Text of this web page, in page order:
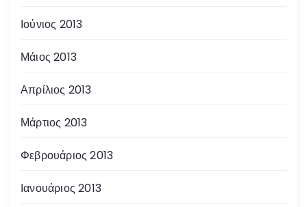
Ιούνιος 2013
Μάιος 2013
Απρίλιος 2013
Μάρτιος 2013
Φεβρουάριος 2013
Ιανουάριος 2013